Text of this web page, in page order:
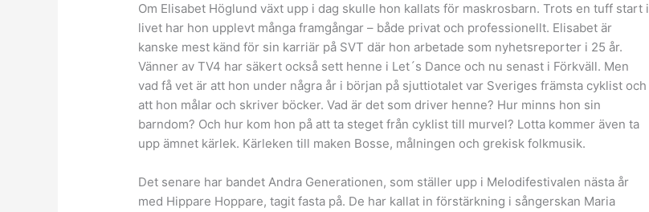
Om Elisabet Höglund växt upp i dag skulle hon kallats för maskrosbarn. Trots en tuff start i
livet har hon upplevt många framgångar – både privat och professionellt. Elisabet är
kanske mest känd för sin karriär på SVT där hon arbetade som nyhetsreporter i 25 år.
Vänner av TV4 har säkert också sett henne i Let´s Dance och nu senast i Förkväll. Men
vad få vet är att hon under några år i början på sjuttiotalet var Sveriges främsta cyklist och
att hon målar och skriver böcker. Vad är det som driver henne? Hur minns hon sin
barndom? Och hur kom hon på att ta steget från cyklist till murvel? Lotta kommer även ta
upp ämnet kärlek. Kärleken till maken Bosse, målningen och grekisk folkmusik.
Det senare har bandet Andra Generationen, som ställer upp i Melodifestivalen nästa år
med Hippare Hoppare, tagit fasta på. De har kallat in förstärkning i sångerskan Maria